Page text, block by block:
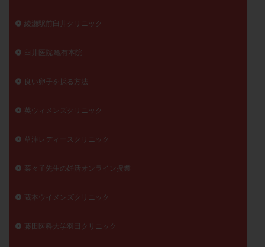
綾瀬駅前臼井クリニック
臼井医院 亀有本院
良い卵子を採る方法
英ウィメンズクリニック
草津レディースクリニック
菜々子先生の妊活オンライン授業
蔵本ウイメンズクリニック
藤田医科大学羽田クリニック